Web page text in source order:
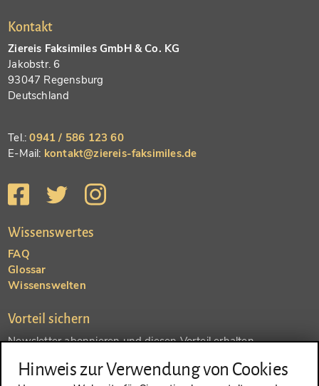
Kontakt
Ziereis Faksimiles GmbH & Co. KG
Jakobstr. 6
93047 Regensburg
Deutschland
Tel.:0941 / 586 123 60
E-Mail: kontakt@ziereis-faksimiles.de
Wissenswertes
FAQ
Glossar
Wissenswelten
Vorteil sichern
Newsletter abonnieren und diesen Vorteil erhalten
SENDEN
Hinweis zur Verwendung von Cookies